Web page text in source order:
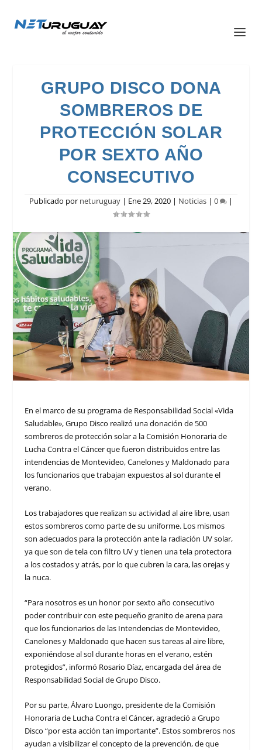
GRUPO DISCO DONA
SOMBREROS DE
PROTECCIÓN SOLAR
POR SEXTO AÑO
CONSECUTIVO
Publicado por neturuguay | Ene 29, 2020 | Noticias | 0 |
En el marco de su programa de Responsabilidad Social «Vida
Saludable», Grupo Disco realizó una donación de 500
sombreros de protección solar a la Comisión Honoraria de
Lucha Contra el Cáncer que fueron distribuidos entre las
intendencias de Montevideo, Canelones y Maldonado para
los funcionarios que trabajan expuestos al sol durante el
verano.
Los trabajadores que realizan su actividad al aire libre, usan
estos sombreros como parte de su uniforme. Los mismos
son adecuados para la protección ante la radiación UV solar,
ya que son de tela con filtro UV y tienen una tela protectora
a los costados y atrás, por lo que cubren la cara, las orejas y
la nuca.
“Para nosotros es un honor por sexto año consecutivo
poder contribuir con este pequeño granito de arena para
que los funcionarios de las Intendencias de Montevideo,
Canelones y Maldonado que hacen sus tareas al aire libre,
exponiéndose al sol durante horas en el verano, estén
protegidos”, informó Rosario Díaz, encargada del área de
Responsabilidad Social de Grupo Disco.
Por su parte, Álvaro Luongo, presidente de la Comisión
Honoraria de Lucha Contra el Cáncer, agradeció a Grupo
Disco “por esta acción tan importante”. Estos sombreros nos
ayudan a visibilizar el concepto de la prevención, de que